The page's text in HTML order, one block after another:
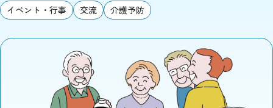
イベント・行事 交流 介護予防